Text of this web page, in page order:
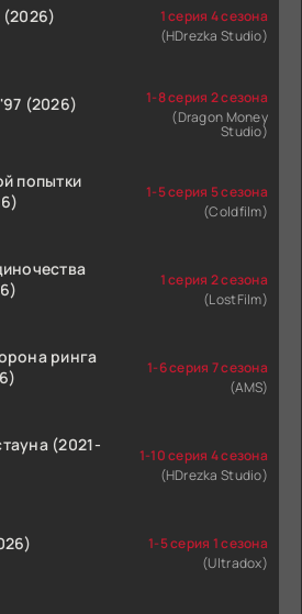
(2026)
1 серия 4 сезона
(HDrezka Studio)
(2026)
1-8 серия 2 сезона
(Dragon Money
Studio)
попытки
1-5 серия 5 сезона
(Coldfilm)
1 серия 2 сезона
(LostFilm)
ринга
1-6 серия 7 сезона
(AMS)
(2021-
1-10 серия 4 сезона
(HDrezka Studio)
1-5 серия 1 сезона
(Ultradox)